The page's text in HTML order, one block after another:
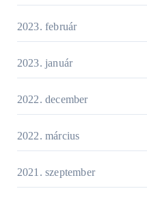
2023. február
2023. január
2022. december
2022. március
2021. szeptember